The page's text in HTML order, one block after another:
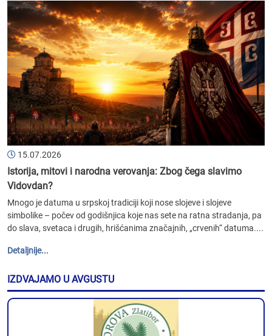
15.07.2026
Istorija, mitovi i narodna verovanja: Zbog čega slavimo
Vidovdan?
Mnogo je datuma u srpskoj tradiciji koji nose slojeve i slojeve
simbolike – počev od godišnjica koje nas sete na ratna stradanja, pa
do slava, svetaca i drugih, hrišćanima značajnih, „crvenih“ datuma....
Detaljnije...
IZDVAJAMO U AVGUSTU